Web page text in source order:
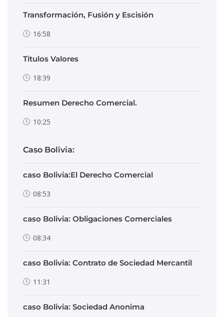
Transformación, Fusión y Escisión
16:58
Titulos Valores
18:39
Resumen Derecho Comercial.
10:25
Caso Bolivia:
caso Bolivia:El Derecho Comercial
08:53
caso Bolivia: Obligaciones Comerciales
08:34
caso Bolivia: Contrato de Sociedad Mercantil
11:31
caso Bolivia: Sociedad Anonima